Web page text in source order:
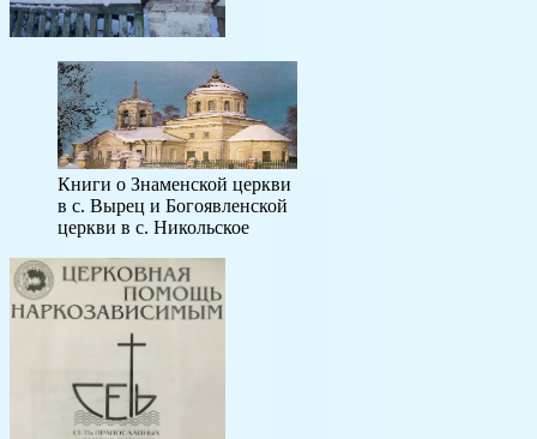
Книги о Знаменской церкви
в с. Вырец и Богоявленской
церкви в с. Никольское